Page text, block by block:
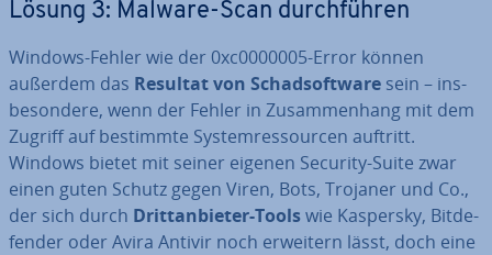
Lösung 3: Malware-Scan durch­füh­ren
Windows-Fehler wie der 0xc0000005-Error können
außerdem das Resultat von Schad­soft­ware sein – ins­
be­son­de­re, wenn der Fehler in Zu­sam­men­hang mit dem
Zugriff auf bestimmte Sys­tem­res­sour­cen auftritt.
Windows bietet mit seiner eigenen Security-Suite zwar
einen guten Schutz gegen Viren, Bots, Trojaner und Co.,
der sich durch Dritt­an­bie­ter-Toolswie Kaspersky, Bit­de­
fen­der oder Avira Antivir noch erweitern lässt, doch eine